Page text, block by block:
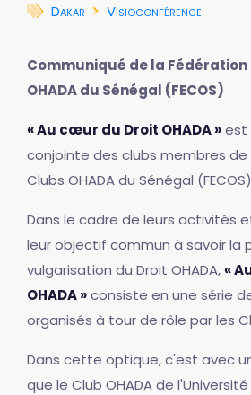
Dakar Visioconférence
Communiqué de la Fédération
OHADA du Sénégal (FECOS)
« Au cœur du Droit OHADA »est
conjointe des clubs membres de
Clubs OHADA du Sénégal
Dans le cadre de leurs activités
leur objectif commun à savoir la
vulgarisation du Droit OHADA,«
OHADA »consiste en une série
organisés à tour de rôle par les
Dans cette optique, c'est avec
que le Club OHADA de